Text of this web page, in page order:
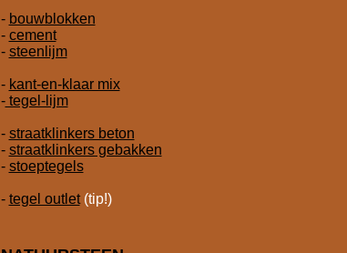
- bouwblokken
- cement
- steenlijm
- kant-en-klaar mix
-tegel-lijm
- straatklinkers beton
- straatklinkers gebakken
- stoeptegels
- tegel outlet (tip!)